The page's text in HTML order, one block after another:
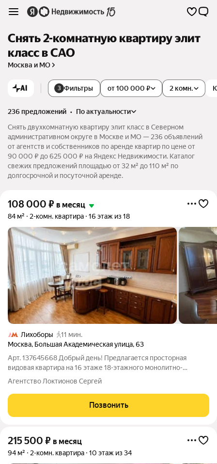
Снять 2-комнатную квартиру элит
класс в САО
Москва и МО
AI 3 Фильтры от 100 000 ₽ 2 комн.
236 предложений •
по актуальности
Снять двухкомнатную квартиру элит класс в Северном
административном округе в Москве и МО — 236 объявлений
от агентств и собственников по аренде квартир по цене от
90 000 ₽ до 625 000 ₽ на Яндекс Недвижимости. Каталог
свежих предложений площадью от 32 м² до 110 м² по
долгосрочной и посуточной аренде.
108 000 ₽ в месяц
84 м² 2-комн. квартира 16 этаж из 18
Лихоборы
11 мин.
Москва, Большая Академическая улица,63
Арт. 137645668 Добрый день! Предлагается просторная
видовая квартира на 16 этаже 18-этажного монолитно-
кирпичного дома комфорт-класса по адресу: ул. Большая
Академическая, д. 63. Из окон открывается захватывающий
панорамный вид на Тимирязевский парк,
Агентство Локтионов Сергей
Позвонить
215 500 ₽ в месяц
94 м² 2-комн. квартира 10 этаж из 34